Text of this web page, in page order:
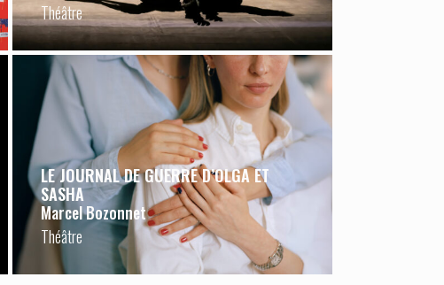
Théâtre
LE JOURNAL DE GUERRE D’OLGA ET
SASHA
Marcel Bozonnet
Théâtre